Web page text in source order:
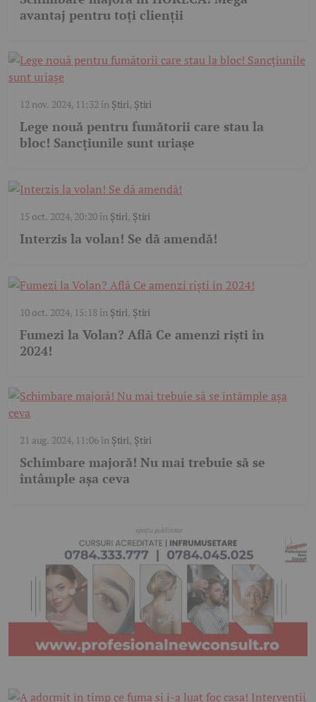
avantaj pentru toți clienții
12 nov. 2024, 11:32 în Știri, Știri
Lege nouă pentru fumătorii care stau la
bloc! Sancțiunile sunt uriașe
15 oct. 2024, 20:20în Știri, Știri
Interzis la volan! Se dă amendă!
10 oct. 2024, 15:18în Știri, Știri
Fumezi la Volan? Află Ce amenzi rişti în
2024!
21 aug. 2024, 11:06în Știri, Știri
Schimbare majoră! Nu mai trebuie să se
întâmple așa ceva